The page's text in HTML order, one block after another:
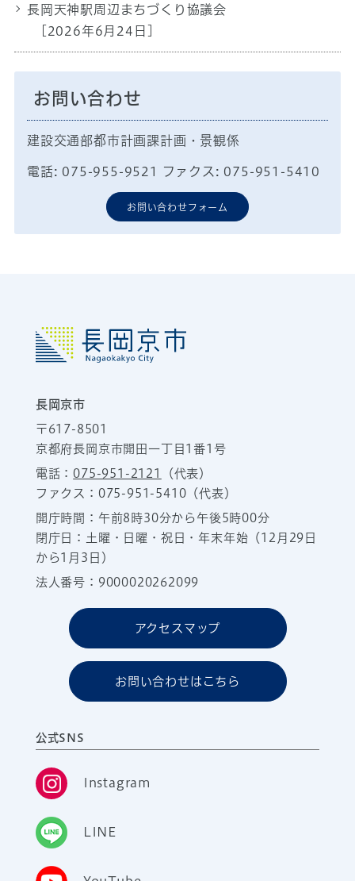
長岡天神駅周辺まちづくり協議会
[2026年6月24日]
お問い合わせ
建設交通部都市計画課計画・景観係
電話: 075-955-9521 ファクス: 075-951-5410
お問い合わせフォーム
長岡京市
〒617-8501
京都府長岡京市開田一丁目1番1号
電話：075-951-2121
（代表）
ファクス：075-951-5410（代表）
開庁時間：午前8時30分から午後5時00分
閉庁日：土曜・日曜・祝日・年末年始（12月29日
から1月3日）
法人番号：9000020262099
アクセスマップ
お問い合わせはこちら
公式SNS
Instagram
LINE